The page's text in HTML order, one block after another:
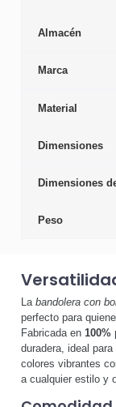
Almacén
Marca
Material
Dimensiones
Dimensiones
Peso
La bandolera con
perfecto para
Fabricada en 100%
duradera, ideal
colores vibrantes
a cualquier estilo y